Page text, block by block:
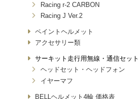
Racing r-2 CARBON
Racing J Ver.2
ペイントヘルメット
アクセサリー類
サーキット走行用無線・通信セット
ヘッドセット・ヘッドフォン
イヤーマフ
BELLヘルメット4輪 価格表